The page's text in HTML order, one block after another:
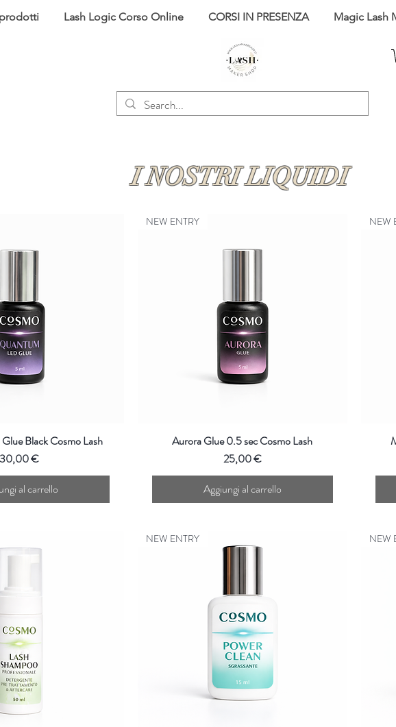
Lash Logic Corso Online CORSI IN PRESENZA Magic Lash
I NOSTRI LIQUIDI
Black Cosmo Lash
Prezzo
30,00 €
al carrello
NEW ENTRY
Aurora Glue 0.5 sec Cosmo Lash
Prezzo
25,00 €
Aggiungi al carrello
NEW
NEW ENTRY NEW